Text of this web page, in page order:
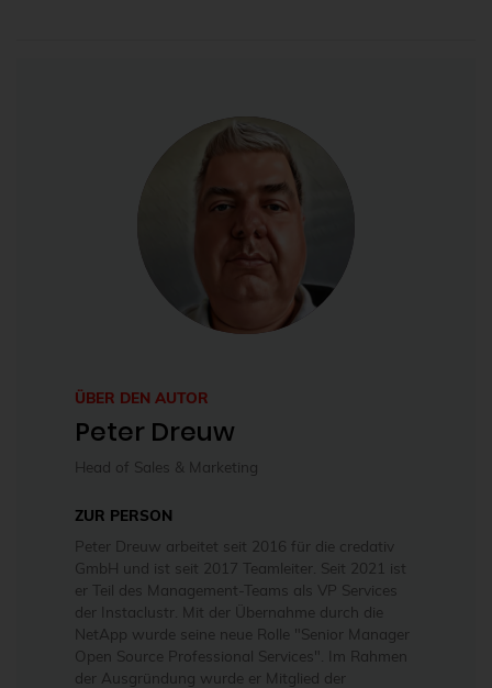
ÜBER DEN AUTOR
Peter Dreuw
Head of Sales & Marketing
ZUR PERSON
Peter Dreuw arbeitet seit 2016 für die credativ
GmbH und ist seit 2017 Teamleiter. Seit 2021 ist
er Teil des Management-Teams als VP Services
der Instaclustr. Mit der Übernahme durch die
NetApp wurde seine neue Rolle "Senior Manager
Open Source Professional Services". Im Rahmen
der Ausgründung wurde er Mitglied der